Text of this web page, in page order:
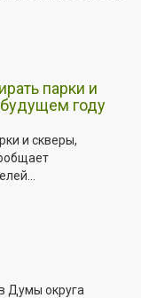
парки и
будущем году
и скверы,
Думы округа